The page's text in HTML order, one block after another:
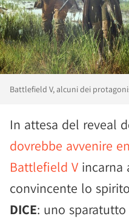
Battlefield V, alcuni dei
In attesa del reveal
dovrebbe avvenire
Battlefield V incarna
convincente lo
DICE: uno